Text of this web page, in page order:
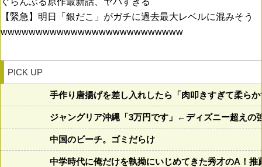
【緊急】明日「銀だこ」がガチに過去最大レベルに混みそう
wwwwwwwwwwwwwwwwwwwwwwwwww
PICK UP
手作り唐揚げを差し入れしたら「肉叩きすぎて柔ら
ジャングリア沖縄「3万円です」←ディズニー超えの
中国のビーチ。ゴミだらけ
中学時代に俺だけを執拗にいじめてきた秀才のA！